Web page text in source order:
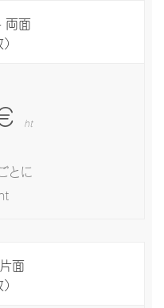
両面
ht
とに
面